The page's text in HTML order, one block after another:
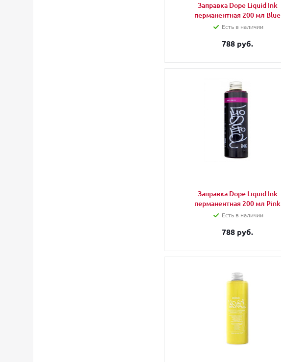
Заправка Dope Liquid Ink
перманентная 200 мл Blue
Есть в наличии
788 руб.
Заправка Dope Liquid Ink
перманентная 200 мл Pink
Есть в наличии
788 руб.